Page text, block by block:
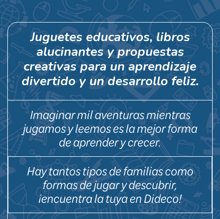
Juguetes educativos, libros
alucinantes y propuestas
creativas para un aprendizaje
divertido y un desarrollo feliz.
Imaginar mil aventuras mientras
jugamos y leemos es la mejor forma
de aprender y crecer.
Hay tantos tipos de familias como
formas de jugar y descubrir,
¡encuentra la tuya en Dideco!